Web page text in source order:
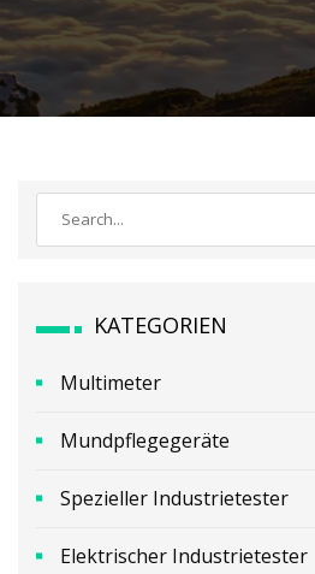
KATEGORIEN
Multimeter
Mundpflegegeräte
Spezieller Industrietester
Elektrischer Industrietester